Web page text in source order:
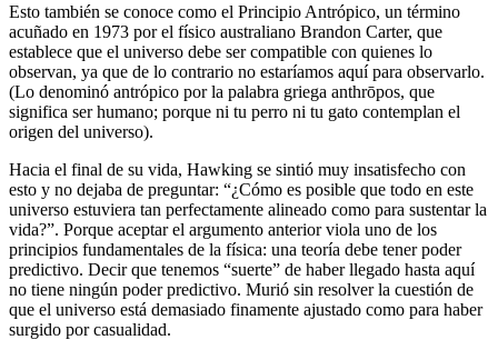
Esto también se conoce como el Principio Antrópico, un término
acuñado en 1973 por el físico australiano Brandon Carter, que
establece que el universo debe ser compatible con quienes lo
observan, ya que de lo contrario no estaríamos aquí para observarlo.
(Lo denominó antrópico por la palabra griega anthrōpos, que
significa ser humano; porque ni tu perro ni tu gato contemplan el
origen del universo).
Hacia el final de su vida, Hawking se sintió muy insatisfecho con
esto y no dejaba de preguntar: “¿Cómo es posible que todo en este
universo estuviera tan perfectamente alineado como para sustentar la
vida?”. Porque aceptar el argumento anterior viola uno de los
principios fundamentales de la física: una teoría debe tener poder
predictivo. Decir que tenemos “suerte” de haber llegado hasta aquí
no tiene ningún poder predictivo. Murió sin resolver la cuestión de
que el universo está demasiado finamente ajustado como para haber
surgido por casualidad.